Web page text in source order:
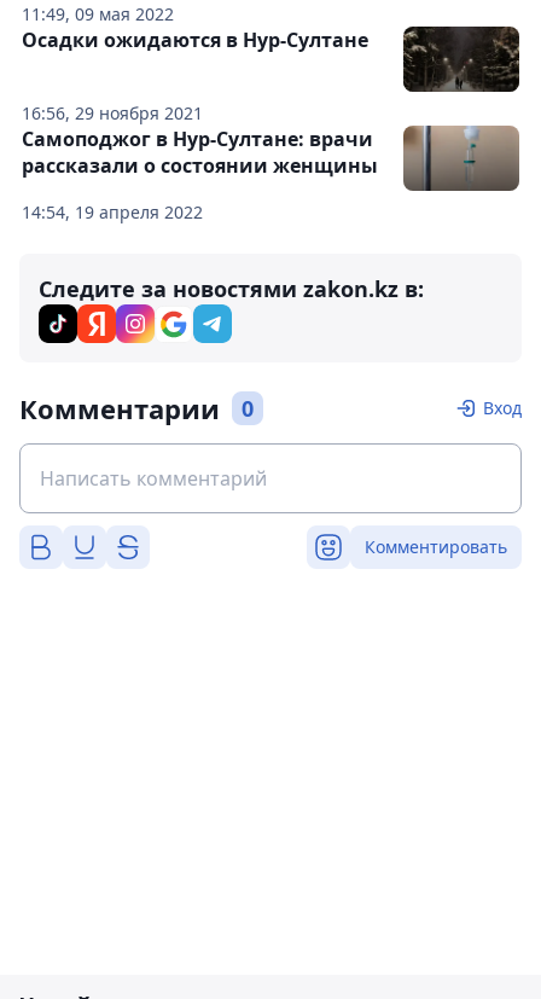
11:49, 09 мая 2022
16:56, 29 ноября 2021
Осадки ожидаются в Нур-Султане
14:54, 19 апреля 2022
Самоподжог в Нур-Султане: врачи
рассказали о состоянии женщины
Следите за новостями zakon.kz в:
Комментарии 0 Вход
Комментировать